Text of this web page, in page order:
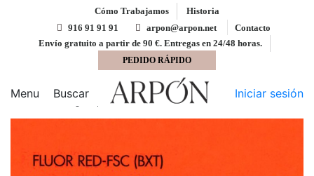
Cómo Trabajamos
Historia
916 91 91 91
arpon@arpon.net
Contacto
Envío gratuito a partir de 90 €. Entregas en 24/48 horas.
PEDIDO RÁPIDO
Menu Buscar Iniciar sesión
Adhesivos UPM Raflatac
Adhesivo
fluorescente rojo mate FLUOR RED 50x70 Upm Raflatac
con corte 78 gms permanente